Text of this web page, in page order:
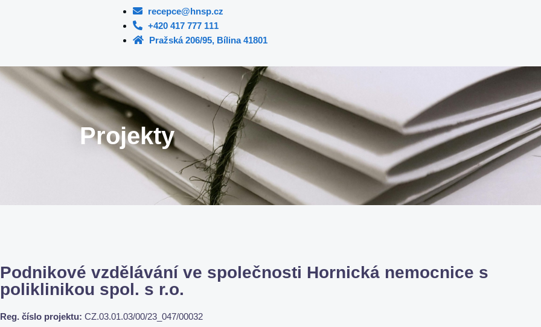
recepce@hnsp.cz
+420 417 777 111
Pražská 206/95, Bílina 41801
Projekty
Podnikové vzdělávání ve společnosti Hornická nemocnice s
poliklinikou spol. s r.o.
Reg. číslo projektu: CZ.03.01.03/00/23_047/00032